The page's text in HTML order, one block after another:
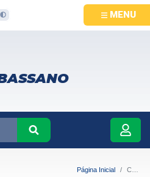
MENU
Página Inicial Covid - Vacinação